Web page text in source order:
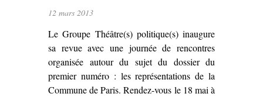
12 mars 2013
Le Groupe Théâtre(s) politique(s) inaugure
sa revue avec une journée de rencontres
organisée autour du sujet du dossier du
premier numéro : les représentations de la
Commune de Paris. Rendez-vous le 18 mai à